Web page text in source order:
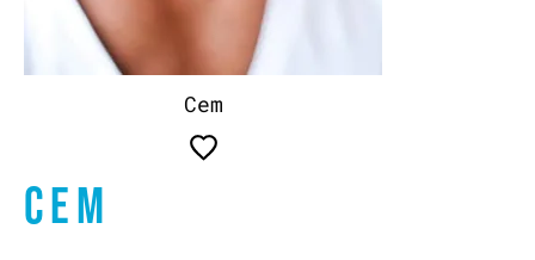
Cem
CEM